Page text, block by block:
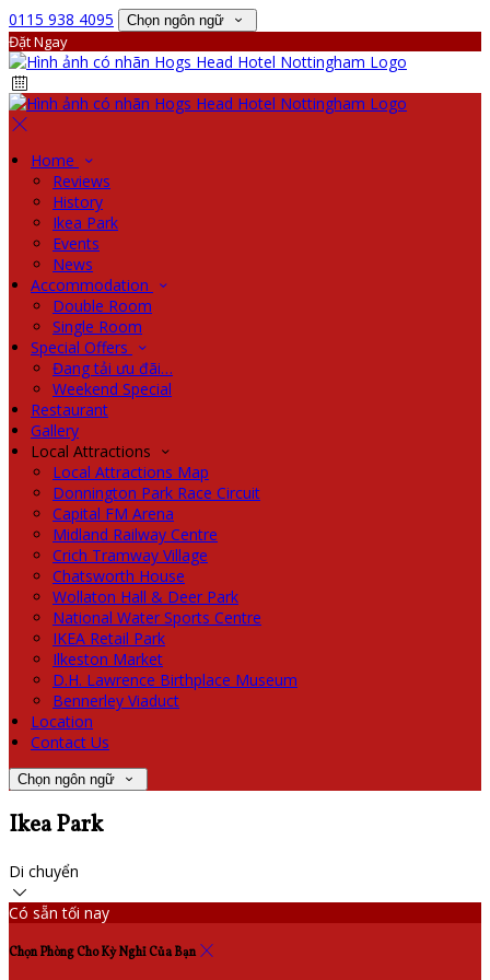
0115 938 4095 Chọn ngôn ngữ
Đặt Ngay
Home
Reviews
History
Ikea Park
Events
News
Accommodation
Double Room
Single Room
Special Offers
Đang tải ưu đãi…
Weekend Special
Restaurant
Gallery
Local Attractions
Local Attractions Map
Donnington Park Race Circuit
Capital FM Arena
Midland Railway Centre
Crich Tramway Village
Chatsworth House
Wollaton Hall & Deer Park
National Water Sports Centre
IKEA Retail Park
Ilkeston Market
D.H. Lawrence Birthplace Museum
Bennerley Viaduct
Location
Contact Us
Chọn ngôn ngữ
Ikea Park
Di chuyển
Có sẵn tối nay
Chọn Phòng Cho Kỳ Nghỉ Của Bạn